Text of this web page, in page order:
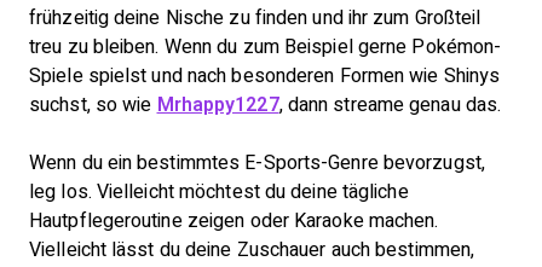
frühzeitig deine Nische zu finden und ihr zum Großteil
treu zu bleiben. Wenn du zum Beispiel gerne Pokémon-
Spiele spielst und nach besonderen Formen wie Shinys
suchst, so wie Mrhappy1227, dann streame genau das.
Wenn du ein bestimmtes E-Sports-Genre bevorzugst,
leg los. Vielleicht möchtest du deine tägliche
Hautpflegeroutine zeigen oder Karaoke machen.
Vielleicht lässt du deine Zuschauer auch bestimmen,